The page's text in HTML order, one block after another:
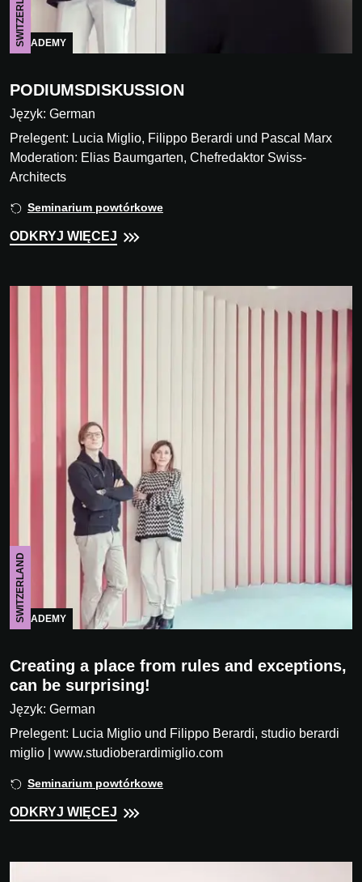
ACADEMY
PODIUMSDISKUSSION
Język: German
Prelegent: Lucia Miglio, Filippo Berardi und Pascal Marx
Moderation: Elias Baumgarten, Chefredaktor Swiss-
Architects
Seminarium powtórkowe
ODKRYJ WIĘCEJ
ACADEMY
SWITZERLAND
Creating a place from rules and exceptions,
can be surprising!
Język: German
Prelegent: Lucia Miglio und Filippo Berardi, studio berardi
miglio | www.studioberardimiglio.com
Seminarium powtórkowe
ODKRYJ WIĘCEJ